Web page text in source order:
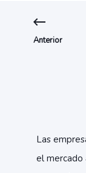
Anterior
Las
el mercado